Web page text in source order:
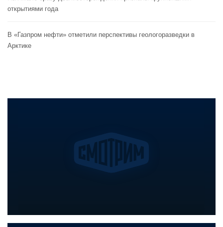
открытиями года
В «Газпром нефти» отметили перспективы геологоразведки в
Арктике